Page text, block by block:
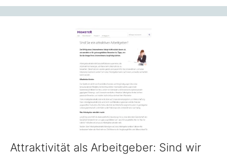
Attraktivität als Arbeitgeber: Sind wir